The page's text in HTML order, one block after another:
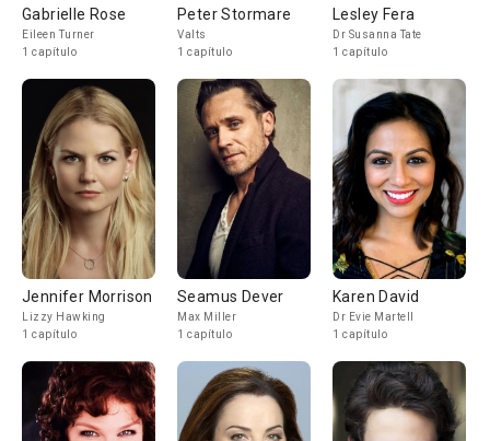
Gabrielle Rose
Eileen Turner
1 capítulo
Peter Stormare
Valts
1 capítulo
Lesley Fera
Dr Susanna Tate
1 capítulo
Jennifer Morrison
Lizzy Hawking
1 capítulo
Seamus Dever
Max Miller
1 capítulo
Karen David
Dr Evie Martell
1 capítulo